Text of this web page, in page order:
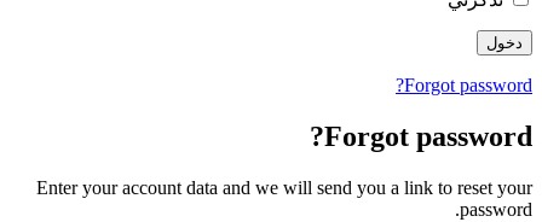
Forgot password?
Forgot password?
Enter your account data and we will send you a link to reset your
password.